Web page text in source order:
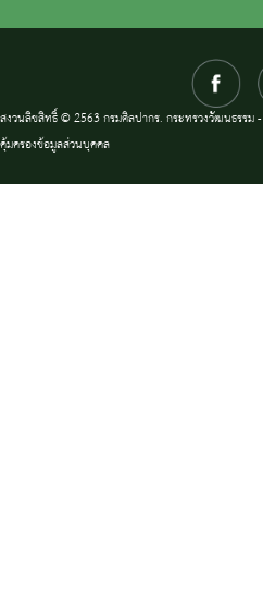
สงวนลิขสิทธิ์ © 2563 กรมศิลปากร. กระทรวงวัฒนธรรม -
คุ้มครองข้อมูลส่วนบุคคล